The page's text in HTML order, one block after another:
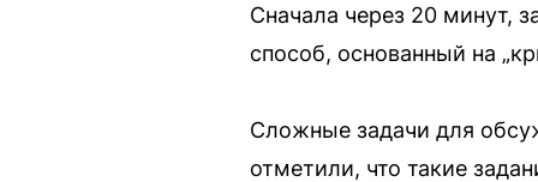
Сначала через 20 минут,
способ, основанный на
Сложные задачи для
отметили, что такие